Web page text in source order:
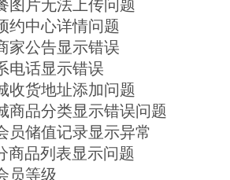
图片无法上传问题
约中心详情问题
家公告显示错误
电话显示错误
收货地址添加问题
商品分类显示错误问题
员储值记录显示异常
商品列表显示问题
员等级